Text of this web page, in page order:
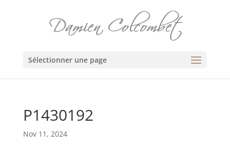
Sélectionner une page
P1430192
Nov 11, 2024